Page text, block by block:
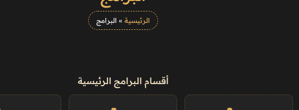
الرئيسية » البرامج
أقسام البرامج الرئيسية